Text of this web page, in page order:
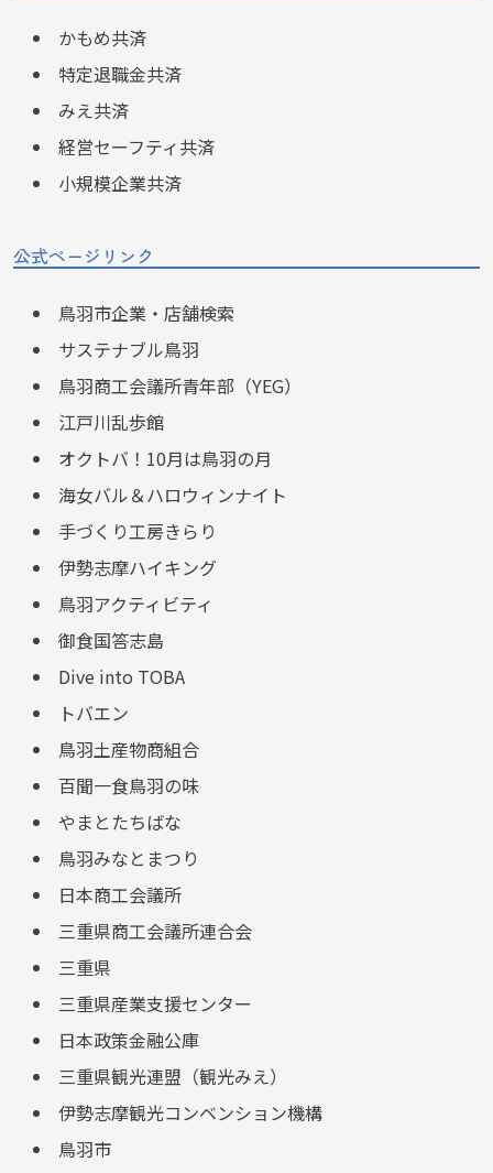
かもめ共済
特定退職金共済
みえ共済
経営セーフティ共済
小規模企業共済
公式ページリンク
鳥羽市企業・店舗検索
サステナブル鳥羽
鳥羽商工会議所青年部（YEG）
江戸川乱歩館
オクトバ！10月は鳥羽の月
海女バル＆ハロウィンナイト
手づくり工房きらり
伊勢志摩ハイキング
鳥羽アクティビティ
御食国答志島
Dive into TOBA
トバエン
鳥羽土産物商組合
百聞一食鳥羽の味
やまとたちばな
鳥羽みなとまつり
日本商工会議所
三重県商工会議所連合会
三重県
三重県産業支援センター
日本政策金融公庫
三重県観光連盟（観光みえ）
伊勢志摩観光コンベンション機構
鳥羽市